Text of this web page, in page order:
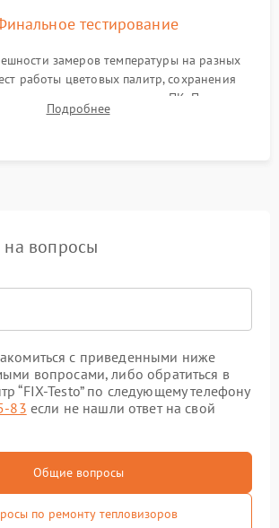
тестирование
замеров температуры на разных
работы цветовых палитр, сохранения
и передачи данных на ПК. Проверка
работы и итоговый контроль качества.
Подробнее
на вопросы
с приведенными ниже
вопросами, либо обратиться в
“FIX-Testo” по следующему телефону
83 если не нашли ответ на свой
Общие вопросы
по ремонту тепловизоров